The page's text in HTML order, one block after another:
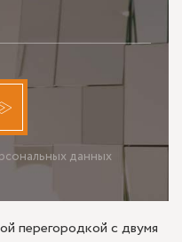
данных
ПРИНИМАЮ
перегородкой с двумя